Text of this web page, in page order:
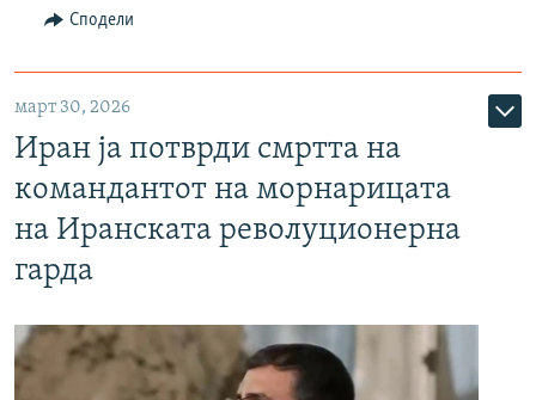
Сподели
март 30, 2026
Иран ја потврди смртта на
командантот на морнарицата
на Иранската револуционерна
гарда